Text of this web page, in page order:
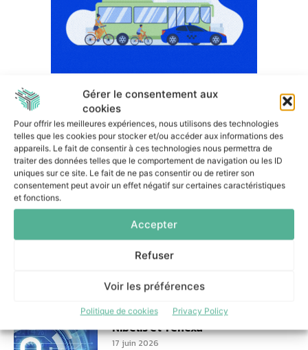
Gérer le consentement aux
cookies
Pour offrir les meilleures expériences, nous utilisons des technologies
telles que les cookies pour stocker et/ou accéder aux informations des
appareils. Le fait de consentir à ces technologies nous permettra de
traiter des données telles que le comportement de navigation ou les ID
uniques sur ce site. Le fait de ne pas consentir ou de retirer son
consentement peut avoir un effet négatif sur certaines caractéristiques
et fonctions.
Accepter
Refuser
Voir les préférences
Politique de cookies Privacy Policy
Dans la même catégorie
Comment Colibri S&OP a permis
à Peugeot Saveurs d’améliorer
sa gestion des
29 juin 2026
Un audit cyber transformé en
partenariat stratégique entre
Nibelis et Tenexa
17 juin 2026